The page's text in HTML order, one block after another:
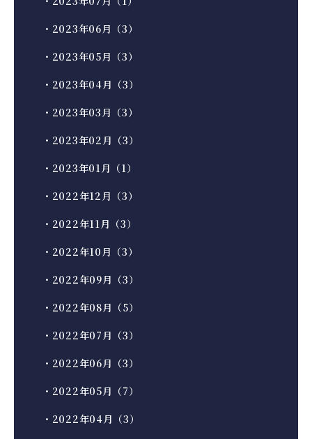
・2023年06月（3）
・2023年05月（3）
・2023年04月（3）
・2023年03月（3）
・2023年02月（3）
・2023年01月（1）
・2022年12月（3）
・2022年11月（3）
・2022年10月（3）
・2022年09月（3）
・2022年08月（5）
・2022年07月（3）
・2022年06月（3）
・2022年05月（7）
・2022年04月（3）